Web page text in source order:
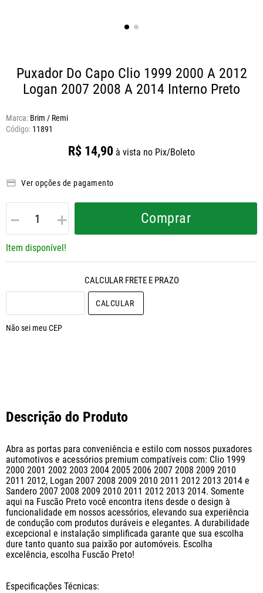
Puxador Do Capo Clio 1999 2000 A 2012
Logan 2007 2008 A 2014 Interno Preto
Marca: Brim / Remi
11891
R$ 14,90 à vista no Pix/Boleto
Ver opções de pagamento
＋
－ Comprar
Item disponível!
Não sei meu CEP
Descrição do Produto
Abra as portas para conveniência e estilo com nossos puxadores
automotivos e acessórios premium compatíveis com: Clio 1999
2000 2001 2002 2003 2004 2005 2006 2007 2008 2009 2010
2011 2012, Logan 2007 2008 2009 2010 2011 2012 2013 2014 e
Sandero 2007 2008 2009 2010 2011 2012 2013 2014. Somente
aqui na Fuscão Preto você encontra itens desde o design à
funcionalidade em nossos acessórios, elevando sua experiência
de condução com produtos duráveis e elegantes. A durabilidade
excepcional e instalação simplificada garante que sua escolha
dure tanto quanto sua paixão por automóveis. Escolha
excelência, escolha Fuscão Preto!
Especificações Técnicas: